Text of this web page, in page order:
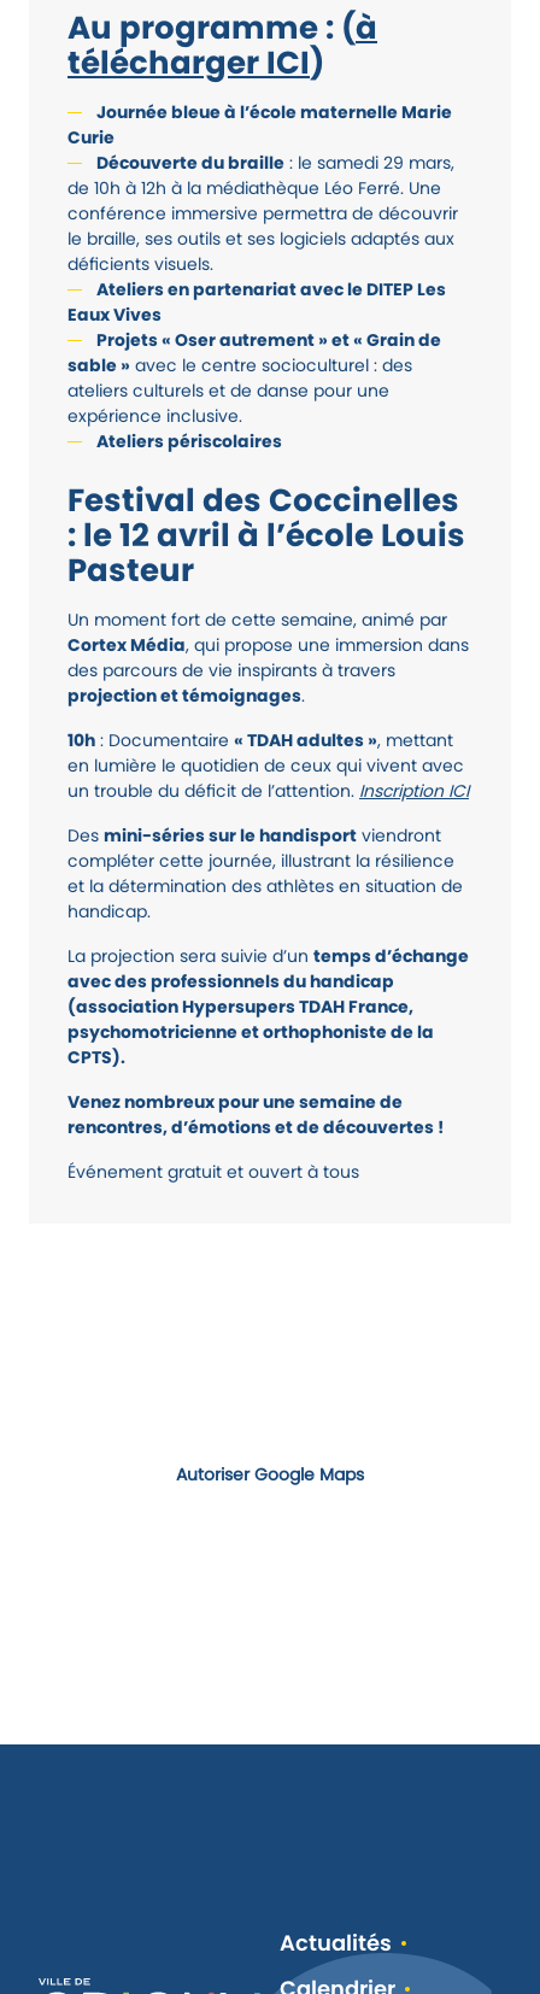
Au programme : (à
télécharger ICI)
Journée bleue à l’école maternelle Marie
Curie
Découverte du braille : le samedi 29 mars,
de 10h à 12h à la médiathèque Léo Ferré. Une
conférence immersive permettra de découvrir
le braille, ses outils et ses logiciels adaptés aux
déficients visuels.
Ateliers en partenariat avec le DITEP Les
Eaux Vives
Projets « Oser autrement » et « Grain de
sable » avec le centre socioculturel : des
ateliers culturels et de danse pour une
expérience inclusive.
Ateliers périscolaires
Festival des Coccinelles
: le 12 avril à l’école Louis
Pasteur
Un moment fort de cette semaine, animé par
Cortex Média, qui propose une immersion dans
des parcours de vie inspirants à travers
projection et témoignages.
10h : Documentaire « TDAH adultes », mettant
en lumière le quotidien de ceux qui vivent avec
un trouble du déficit de l’attention. Inscription ICI
Des mini-séries sur le handisport viendront
compléter cette journée, illustrant la résilience
et la détermination des athlètes en situation de
handicap.
La projection sera suivie d’un temps d’échange
avec des professionnels du handicap
(association Hypersupers TDAH France,
psychomotricienne et orthophoniste de la
CPTS).
Venez nombreux pour une semaine de
rencontres, d’émotions et de découvertes !
Événement gratuit et ouvert à tous
Autoriser Google Maps
Actualités